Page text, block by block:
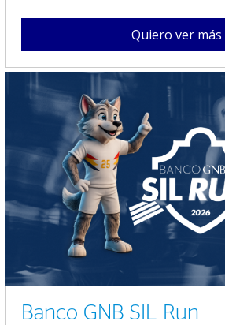
Quiero ver más
Banco GNB SIL Run